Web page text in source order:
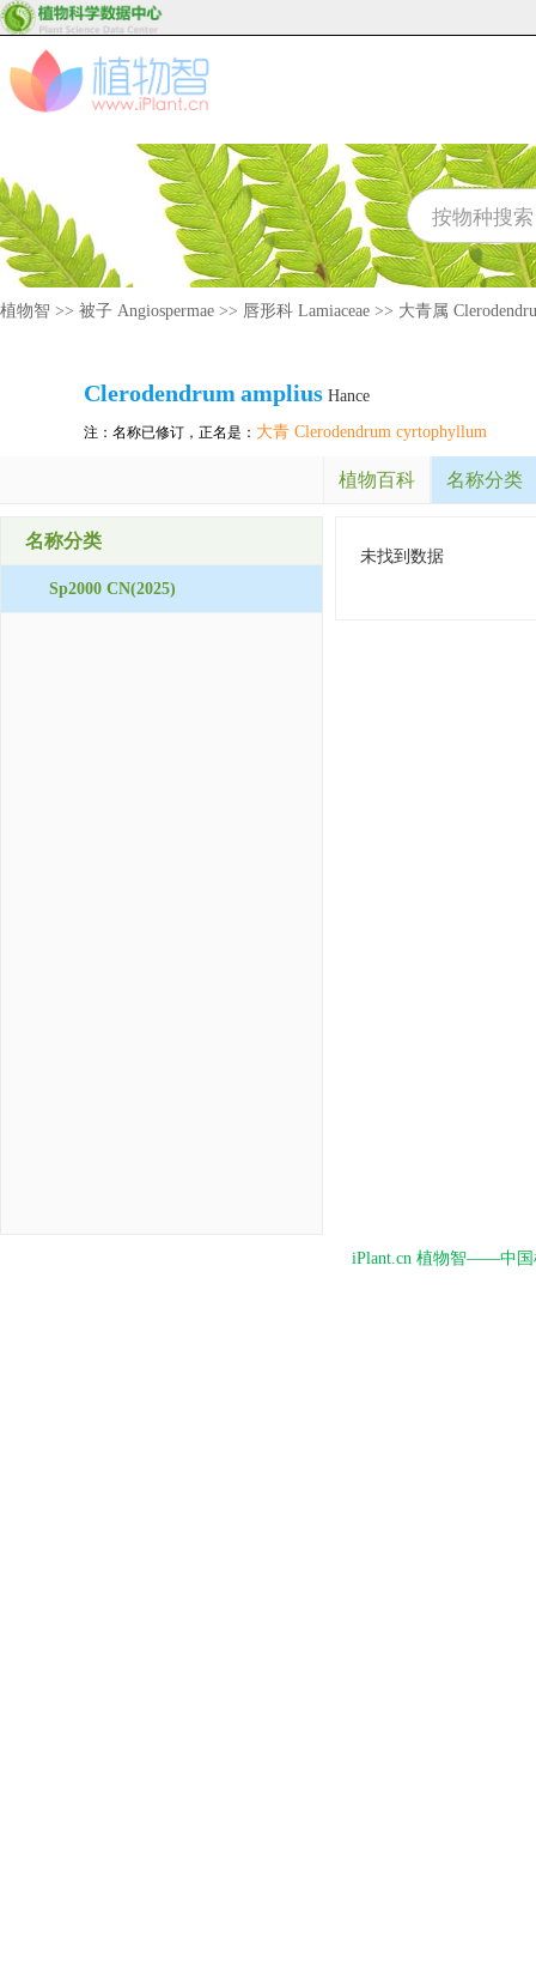
植物智 >> 被子 Angiospermae >> 唇形科 Lamiaceae >> 大青属
Clerodendrum amplius Hance
注：名称已修订，正名是： 大青 Clerodendrum cyrtophyllum
植物百科 名称分类
名称分类
Sp2000 CN(2025)
未找到数据
iPlant.cn 植物智——中国